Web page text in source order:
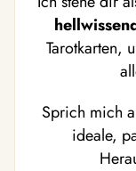
Tarotkarten,
Sprich mich
ideale,